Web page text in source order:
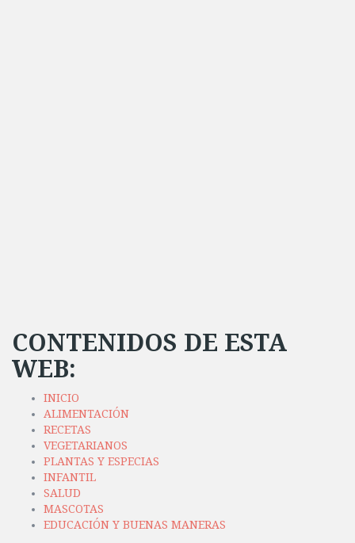
CONTENIDOS DE ESTA
WEB:
INICIO
ALIMENTACIÓN
RECETAS
VEGETARIANOS
PLANTAS Y ESPECIAS
INFANTIL
SALUD
MASCOTAS
EDUCACIÓN Y BUENAS MANERAS